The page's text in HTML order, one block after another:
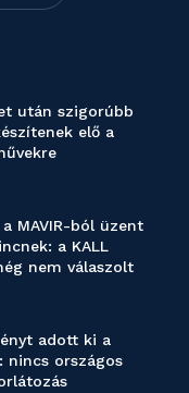
után szigorúbb
elő a
MAVIR-ból üzent
a KALL
nem válaszolt
adott ki a
nincs országos